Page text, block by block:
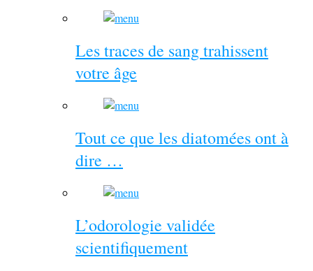
Les traces de sang trahissent
votre âge
Tout ce que les diatomées ont à
dire …
L’odorologie validée
scientifiquement